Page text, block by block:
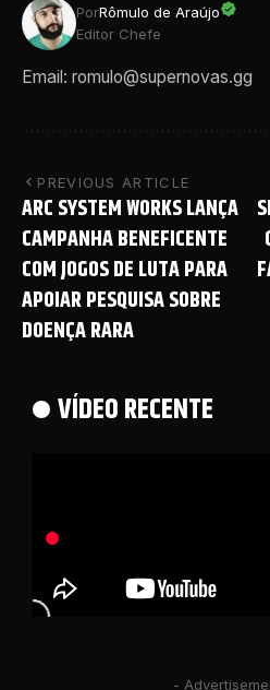
PorRômulo de Araújo
Editor Chefe
Email: romulo@supernovas.gg
PREVIOUS ARTICLE
ARC SYSTEM WORKS LANÇA
CAMPANHA BENEFICENTE
COM JOGOS DE LUTA PARA
APOIAR PESQUISA SOBRE
DOENÇA RARA
VÍDEO RECENTE
-